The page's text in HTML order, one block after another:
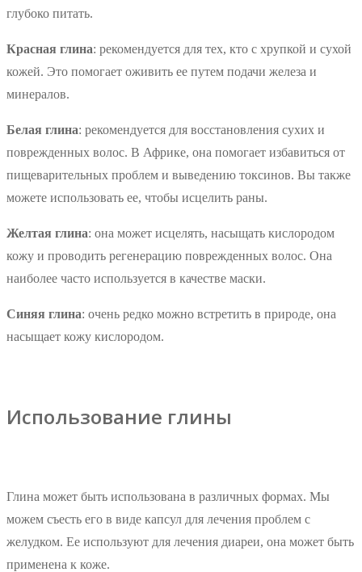
глубоко питать.
Красная глина: рекомендуется для тех, кто с хрупкой и сухой
кожей. Это помогает оживить ее путем подачи железа и
минералов.
Белая глина: рекомендуется для восстановления сухих и
поврежденных волос. В Африке, она помогает избавиться от
пищеварительных проблем и выведению токсинов. Вы также
можете использовать ее, чтобы исцелить раны.
Желтая глина: она может исцелять, насыщать кислородом
кожу и проводить регенерацию поврежденных волос. Она
наиболее часто используется в качестве маски.
Синяя глина: очень редко можно встретить в природе, она
насыщает кожу кислородом.
Использование глины
Глина может быть использована в различных формах. Мы
можем съесть его в виде капсул для лечения проблем с
желудком. Ее используют для лечения диареи, она может быть
применена к коже.